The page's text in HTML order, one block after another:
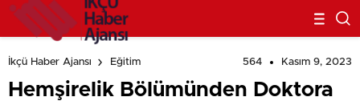
İkçü Haber Ajansı Eğitim 564 Kasım 9, 2023
Hemşirelik Bölümünden Doktora